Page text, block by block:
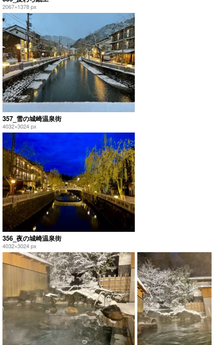
2067×1378 px
357_雪の城崎温泉街
4032×3024 px
356_夜の城崎温泉街
4032×3024 px